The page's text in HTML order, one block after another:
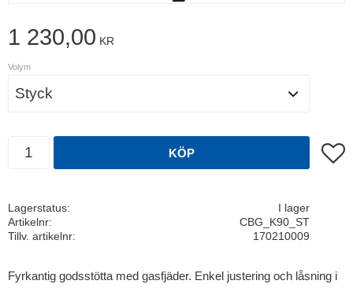
1 230,00 KR
Volym
KÖP Lägg
Lagerstatus
I lager
Artikelnr
CBG_K90_ST
Tillv. artikelnr
170210009
Fyrkantig godsstötta med gasfjäder. Enkel justering och låsning i